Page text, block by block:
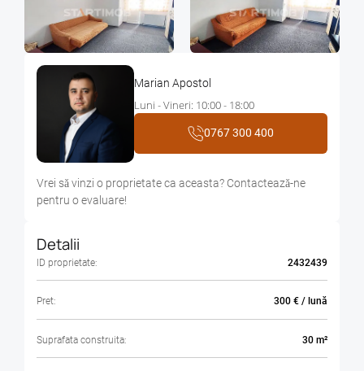
Marian Apostol
Luni - Vineri: 10:00 - 18:00
0767 300 400
Vrei sǎ vinzi o proprietate ca aceasta? Contacteazǎ-ne
pentru o evaluare!
Detalii
ID proprietate: 2432439
Pret: 300 € / lună
Suprafata construita: 30 m²